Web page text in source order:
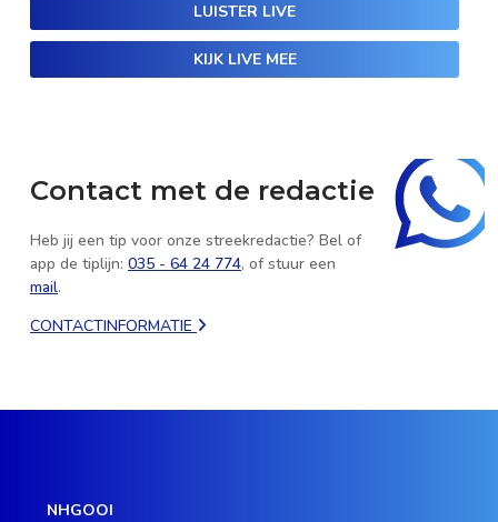
LUISTER LIVE
KIJK LIVE MEE
Contact met de redactie
Heb jij een tip voor onze streekredactie? Bel of
app de tiplijn: 035 - 64 24 774, of stuur een
mail.
CONTACTINFORMATIE
NHGOOI